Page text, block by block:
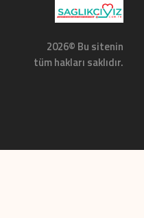
2026© Bu sitenin
tüm hakları saklıdır.